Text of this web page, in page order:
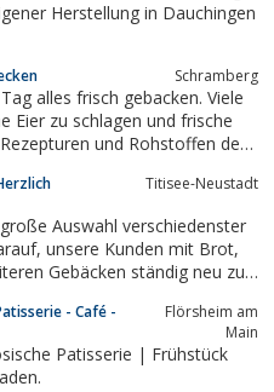
Herstellung in Dauchingen
Schramberg
alles frisch gebacken. Viele
und Rohstoffen der
Titisee-Neustadt
Auswahl verschiedenster
Brot,
- Café -
Flörsheim am
Main
Patisserie | Frühstück